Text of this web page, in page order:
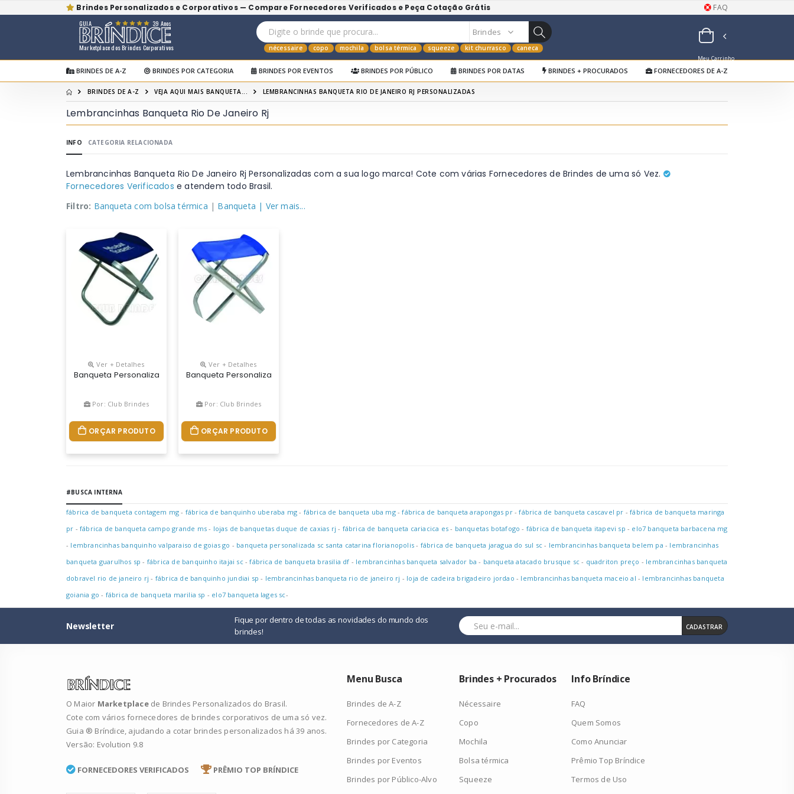
Brindes Personalizados e Corporativos — Compare Fornecedores Verificados e Peça Cotação Grátis FAQ
Marketplace dos Brindes Corporativos
GUIA 39 Anos
nécessaire copo mochila bolsa térmica squeeze kit churrasco caneca
Meu Carrinho
de Orçamentos
BRINDES DE A-Z BRINDES POR CATEGORIA BRINDES POR EVENTOS BRINDES POR PÚBLICO BRINDES POR DATAS BRINDES + PROCURADOS FORNECEDORES DE A-Z
BRINDES DE A-Z VEJA AQUI MAIS BANQUETA... LEMBRANCINHAS BANQUETA RIO DE JANEIRO RJ PERSONALIZADAS
Lembrancinhas Banqueta Rio De Janeiro Rj
INFO CATEGORIA RELACIONADA
Lembrancinhas Banqueta Rio De Janeiro Rj Personalizadas com a sua logo marca! Cote com várias Fornecedores de Brindes de uma só Vez.
Fornecedores Verificados e atendem todo Brasil.
Filtro: Banqueta com bolsa térmica | Banqueta | Ver mais...
Ver + Detalhes
Banqueta Personalizada Gravação Em Silk
Por: Club Brindes
ORÇAR PRODUTO
Ver + Detalhes
Banqueta Personalizada Gravação Em Silk
Por: Club Brindes
ORÇAR PRODUTO
#BUSCA INTERNA
fábrica de banqueta contagem mg - fábrica de banquinho uberaba mg - fábrica de banqueta uba mg-fábrica de banqueta arapongas pr-fábrica de banqueta cascavel pr -fábrica de banqueta maringa
pr -fábrica de banqueta campo grande ms - lojas de banquetas duque de caxias rj - fábrica de banqueta cariacica es - banquetas botafogo - fábrica de banqueta itapevi sp - elo7 banqueta barbacena mg
- lembrancinhas banquinho valparaiso de goias go - banqueta personalizada sc santa catarina florianopolis - fábrica de banqueta jaragua do sul sc - lembrancinhas banqueta belem pa - lembrancinhas
banqueta guarulhos sp - fábrica de banquinho itajai sc-fábrica de banqueta brasilia df - lembrancinhas banqueta salvador ba - banqueta atacado brusque sc - quadriton preço - lembrancinhas banqueta
dobravel rio de janeiro rj - fábrica de banquinho jundiai sp - lembrancinhas banqueta rio de janeiro rj - loja de cadeira brigadeiro jordao - lembrancinhas banqueta maceio al - lembrancinhas banqueta
goiania go - fábrica de banqueta marilia sp - elo7 banqueta lages sc-
Newsletter
Fique por dentro de todas as novidades do mundo dos
brindes!
CADASTRAR
O Maior Marketplace de Brindes Personalizados do Brasil.
Cote com vários fornecedores de brindes corporativos de uma só vez.
Guia ® Bríndice, ajudando a cotar brindes personalizados há 39 anos.
Versão: Evolution 9.8
FORNECEDORES VERIFICADOS PRÊMIO TOP BRÍNDICE
Menu Busca
Brindes de A-Z
Fornecedores de A-Z
Brindes por Categoria
Brindes por Eventos
Brindes por Público-Alvo
Brindes + Procurados
Nécessaire
Copo
Mochila
Bolsa térmica
Squeeze
Info Bríndice
FAQ
Quem Somos
Como Anunciar
Prêmio Top Bríndice
Termos de Uso